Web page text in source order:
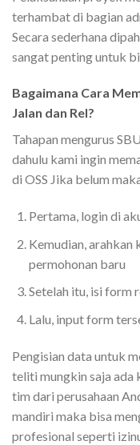
terhambat di bagian
Secara sederhana
sangat penting untuk
Bagaimana Cara
Jalan dan Rel?
Tahapan mengurus
dahulu kami ingin
di OSS Jika belum
Pertama, login di
Kemudian,
permohonan baru
Setelah itu, isi form
Lalu, input form
Pengisian data untuk
teliti mungkin saja ada
tim dari perusahaan
mandiri maka bisa
profesional seperti